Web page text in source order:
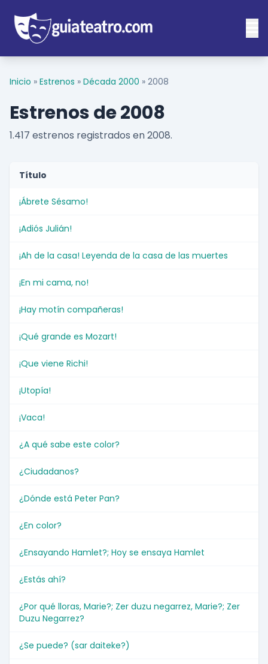
Inicio » Estrenos » Década 2000 » 2008
Estrenos de 2008
1.417 estrenos registrados en 2008.
Título
¡Ábrete Sésamo!
¡Adiós Julián!
¡Ah de la casa! Leyenda de la casa de las muertes
¡En mi cama, no!
¡Hay motín compañeras!
¡Qué grande es Mozart!
¡Que viene Richi!
¡Utopía!
¡Vaca!
¿A qué sabe este color?
¿Ciudadanos?
¿Dónde está Peter Pan?
¿En color?
¿Ensayando Hamlet?; Hoy se ensaya Hamlet
¿Estás ahí?
¿Por qué lloras, Marie?; Zer duzu negarrez, Marie?; Zer
Duzu Negarrez?
¿Se puede? (sar daiteke?)